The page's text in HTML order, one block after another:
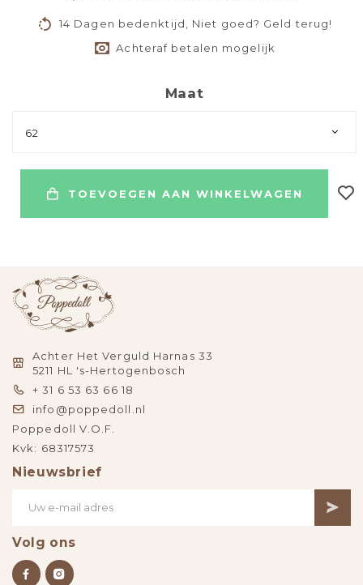
14 Dagen bedenktijd, Niet goed? Geld terug!
Achteraf betalen mogelijk
Maat
62
TOEVOEGEN AAN WINKELWAGEN
Achter Het Verguld Harnas 33
5211 HL 's-Hertogenbosch
+ 31 6 53 63 66 18
info@poppedoll.nl
Poppedoll V.O.F.
Kvk: 68317573
Nieuwsbrief
Volg ons